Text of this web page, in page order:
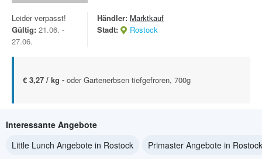
Leider verpasst!
Gültig: 21.06. -
27.06.
Händler: Marktkauf
Stadt:
Rostock
€ 3,27 / kg - oder Gartenerbsen tiefgefroren, 700g
Interessante Angebote
Little Lunch Angebote in Rostock
Primaster Angebote in Rostock